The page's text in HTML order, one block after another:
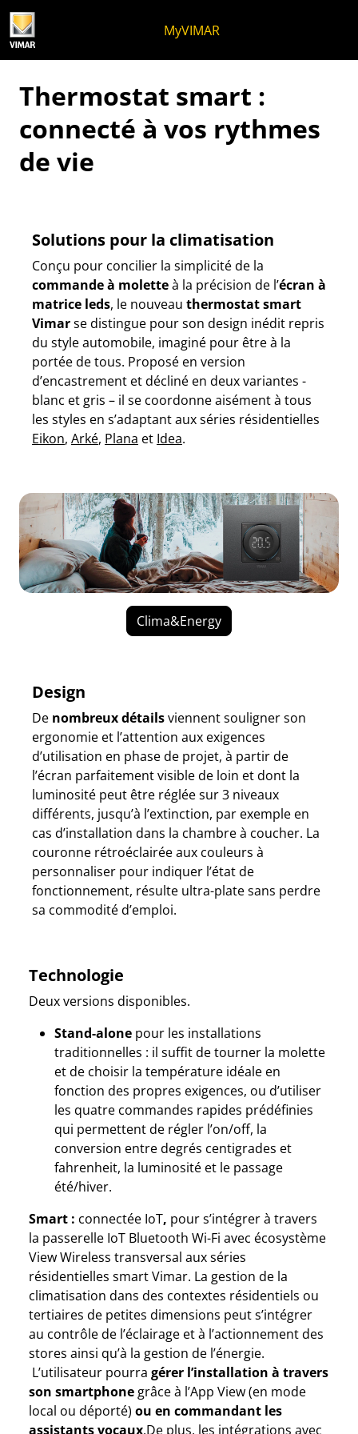
MyVIMAR
Thermostat smart :
connecté à vos rythmes
de vie
Solutions pour la climatisation
Conçu pour concilier la simplicité de la
commande à moletteà la précision de l’écran à
matrice leds, le nouveau thermostat smart
Vimarse distingue pour son design inédit repris
du style automobile, imaginé pour être à la
portée de tous. Proposé en version
d’encastrement et décliné en deux variantes -
blanc et gris – il se coordonne aisément à tous
les styles en s’adaptant aux séries résidentielles
Eikon, Arké, Plana et Idea.
Clima&Energy
Design
De nombreux détailsviennent souligner son
ergonomie et l’attention aux exigences
d’utilisation en phase de projet, à partir de
l’écran parfaitement visible de loin et dont la
luminosité peut être réglée sur 3 niveaux
différents, jusqu’à l’extinction, par exemple en
cas d’installation dans la chambre à coucher. La
couronne rétroéclairée aux couleurs à
personnaliser pour indiquer l’état de
fonctionnement, résulte ultra-plate sans perdre
sa commodité d’emploi.
Technologie
Deux versions disponibles.
Stand-alone pour les installations
traditionnelles : il suffit de tourner la molette
et de choisir la température idéale en
fonction des propres exigences, ou d’utiliser
les quatre commandes rapides prédéfinies
qui permettent de régler l’on/off, la
conversion entre degrés centigrades et
fahrenheit, la luminosité et le passage
été/hiver.
Smart : connectée IoT, pour s’intégrer à travers
la passerelle IoT Bluetooth Wi-Fi avec écosystème
View Wireless transversal aux séries
résidentielles smart Vimar. La gestion de la
climatisation dans des contextes résidentiels ou
tertiaires de petites dimensions peut s’intégrer
au contrôle de l’éclairage et à l’actionnement des
stores ainsi qu’à la gestion de l’énergie.
L’utilisateur pourra gérer l’installation à travers
son smartphone grâce à l’App View (en mode
local ou déporté) ou en commandant les
assistants vocaux.De plus, les intégrations avec